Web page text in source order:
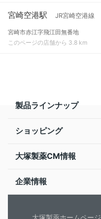
宮崎空港駅 JR宮崎空港線
宮崎市赤江字飛江田無番地
このページの店舗から 3.8 km
製品ラインナップ
ショッピング
大塚製薬CM情報
企業情報